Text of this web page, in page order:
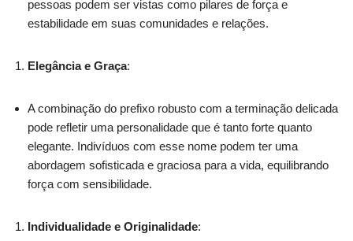
pessoas podem ser vistas como pilares de força e
estabilidade em suas comunidades e relações.
Elegância e Graça:
A combinação do prefixo robusto com a terminação delicada
pode refletir uma personalidade que é tanto forte quanto
elegante. Indivíduos com esse nome podem ter uma
abordagem sofisticada e graciosa para a vida, equilibrando
força com sensibilidade.
Individualidade e Originalidade: